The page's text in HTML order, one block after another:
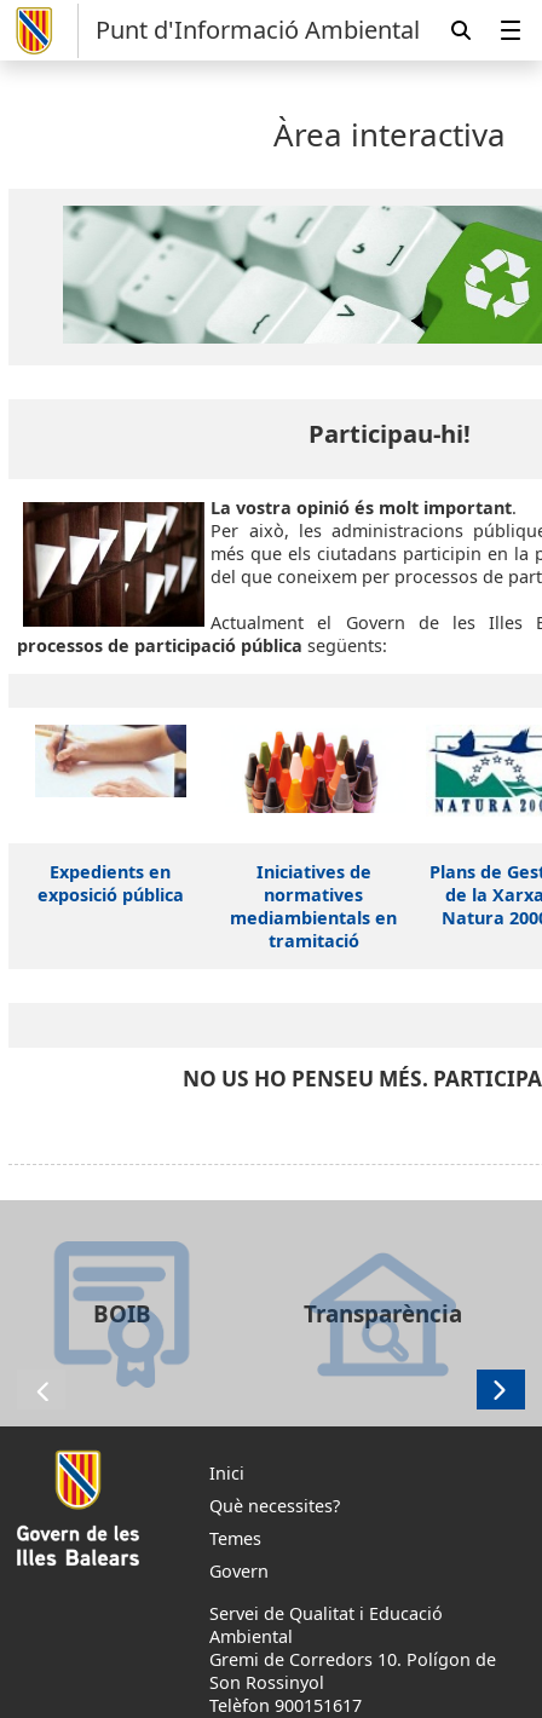
Punt d'Informació Ambiental
Àrea interactiva
Participau-hi!
La vostra opinió és molt important.
Per això, les administracions
més que els ciutadans participin en la
del que coneixem per processos de
Actualment el Govern de les Illes
processos de participació pública següents:
Expedients en
exposició pública
Iniciatives de
normatives
mediambientals en
tramitació
Plans de
de la
Natura
NO US HO PENSEU MÉS.
BOIB Transparència
Inici
Què necessites?
Temes
Govern
Servei de Qualitat i Educació
Ambiental
Gremi de Corredors 10. Polígon de
Son Rossinyol
Telèfon 900151617